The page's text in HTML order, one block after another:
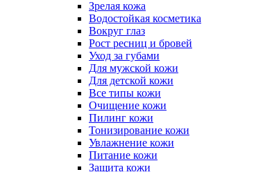
Зрелая кожа
Водостойкая косметика
Вокруг глаз
Рост ресниц и бровей
Уход за губами
Для мужской кожи
Для детской кожи
Все типы кожи
Очищение кожи
Пилинг кожи
Тонизирование кожи
Увлажнение кожи
Питание кожи
Защита кожи